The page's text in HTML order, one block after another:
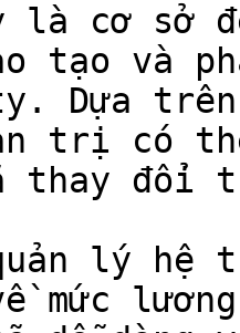
là cơ sở
tạo và
Dựa
trị có
thay đổi
lý hệ
mức